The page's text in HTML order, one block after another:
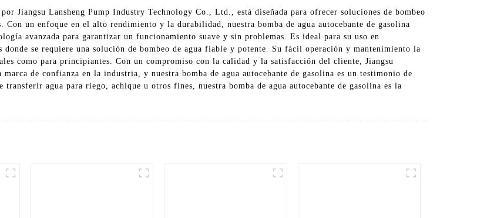
Jiangsu Lansheng Pump Industry Technology Co., Ltd., está diseñada para ofrecer soluciones de bombeo
Con un enfoque en el alto rendimiento y la durabilidad, nuestra bomba de agua autocebante de gasolina
avanzada para garantizar un funcionamiento suave y sin problemas. Es ideal para su uso en
se requiere una solución de bombeo de agua fiable y potente. Su fácil operación y mantenimiento la
como para principiantes. Con un compromiso con la calidad y la satisfacción del cliente, Jiangsu
de confianza en la industria, y nuestra bomba de agua autocebante de gasolina es un testimonio de
transferir agua para riego, achique u otros fines, nuestra bomba de agua autocebante de gasolina es la